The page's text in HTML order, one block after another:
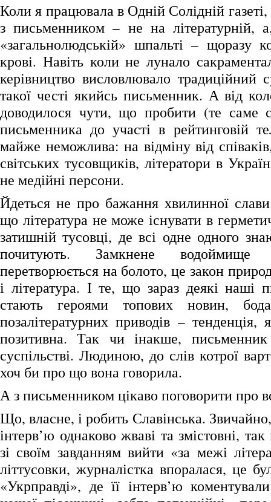
Коли я працювала в Одній Солідній
з письменником – не на літературній,
«загальнолюдській» шпальті – щоразу
крові. Навіть коли не лунало
керівництво висловлювало традиційний
такої честі якийсь письменник. А від
доводилося чути, що пробити (те саме
письменника до участі в рейтинговій
майже неможлива: на відміну від
світських тусовщиків, літератори в
не медійні персони.
Йдеться не про бажання хвилинної
що література не може існувати в
затишній тусовці, де всі одне одного
почитують. Замкнене водоймище
перетворюється на болото, це закон
і література. І те, що зараз деякі наші
стають героями топових новин,
позалітературних приводів –
позитивна. Так чи інакше,
суспільстві. Людиною, до слів котрої
хоч би про що вона говорила.
А з письменником цікаво поговорити про
Що, власне, і робить Славінська. Звичайно,
інтерв’ю однаково жваві та змістовні,
зі своїм завданням вийти «за межі
літтусовки, журналістка впоралася, це
«Укрправді», де її інтерв’ю